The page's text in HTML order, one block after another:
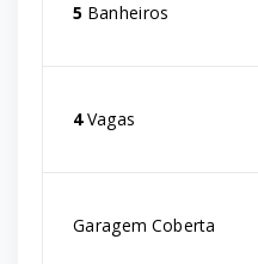
5 Banheiros
4Vagas
Garagem Coberta